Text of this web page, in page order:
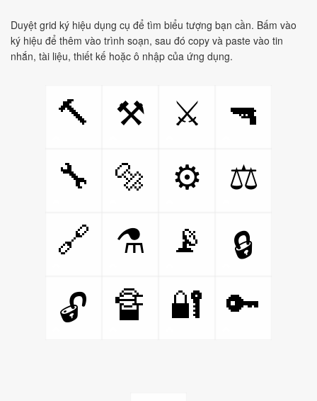
Duyệt grid ký hiệu dụng cụ để tìm biểu tượng bạn cần. Bấm vào
ký hiệu để thêm vào trình soạn, sau đó copy và paste vào tin
nhắn, tài liệu, thiết kế hoặc ô nhập của ứng dụng.
🔨 ⚒ ⚔
🔫
🔧
🔩 ⚙
⚖
🔗
⚗ 📡
🔒
🔓
🔏 🔐 🔑